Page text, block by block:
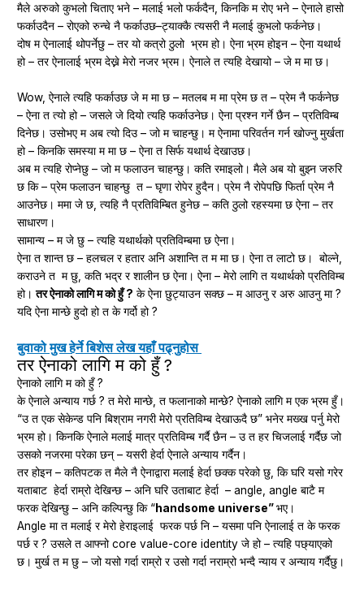
मैले अरुको कुभलो चिताए भने – मलाई भलो फर्कदैन, किनकि म रोए भने – ऐनाले हासो
फर्काउदैन – रोएको रुन्चे नै फर्काउछ–ट्याक्कै त्यसरी नै मलाई कुभलो फर्कनेछ।
दोष म ऐनालाई थोपर्नेछु – तर यो कत्रो ठुलो भ्रम हो। ऐना भ्रम होइन – ऐना यथार्थ
हो – तर ऐनालाई भ्रम देख्ने मेरो नजर भ्रम। ऐनाले त त्यहि देखायो – जे म मा छ।
Wow, ऐनाले त्यहि फर्काउछ जे म मा छ – मतलब म मा प्रेम छ त – प्रेम नै फर्कनेछ
– ऐना त त्यो हो – जसले जे दियो त्यहि फर्काउनेछ। ऐना प्रश्न गर्ने छैन – प्रतिविम्ब
दिनेछ। उसोभए म अब त्यो दिउ – जो म चाहन्छु। म ऐनामा परिवर्तन गर्न खोज्नु मुर्खता
हो – किनकि समस्या म मा छ – ऐना त सिर्फ यथार्थ देखाउछ।
अब म त्यहि रोप्नेछु – जो म फलाउन चाहन्छु। कति रमाइलो। मैले अब यो बुझ्न जरुरि
छ कि – प्रेम फलाउन चाहन्छु त – घृणा रोपेर हुदैन। प्रेम नै रोपेपछि फिर्ता प्रेम नै
आउनेछ। ममा जे छ, त्यहि नै प्रतिविम्बित हुनेछ – कति ठुलो रहस्यमा छ ऐना – तर
साधारण।
सामान्य – म जे छु – त्यहि यथार्थको प्रतिविम्बमा छ ऐना।
ऐना त शान्त छ – हलचल र हतार अनि अशान्ति त म मा छ। ऐना त लाटो छ। बोल्ने,
कराउने त म छु, कति भद्र र शालीन छ ऐना। ऐना – मेरो लागि त यथार्थको प्रतिविम्ब
हो।तर ऐनाको लागि म को हुँ ? के ऐना छुट्याउन सक्छ – म आउनु र अरु आउनु मा ?
यदि ऐना मान्छे हुदो हो त के गर्दो हो ?
बुवाको मुख हेर्ने बिशेस लेख यहाँ पढ्नुहोस
तर ऐनाको लागि म को हुँ ?
ऐनाको लागि म को हुँ ?
के ऐनाले अन्याय गर्छ ? त मेरो मान्छे, त फलानाको मान्छे? ऐनाको लागि म एक भ्रम हुँ।
“उ त एक सेकेन्ड पनि बिश्राम नगरी मेरो प्रतिविम्ब देखाऊदै छ” भनेर मख्ख पर्नु मेरो
भ्रम हो। किनकि ऐनाले मलाई मात्र प्रतिविम्ब गर्दै छैन – उ त हर चिजलाई गर्दैछ जो
उसको नजरमा परेका छन् – यसरी हेर्दा ऐनाले अन्याय गर्दैन।
तर होइन – कतिपटक त मैले नै ऐनाद्वारा मलाई हेर्दा छक्क परेको छु, कि घरि यसो गरेर
यताबाट हेर्दा राम्रो देखिन्छ – अनि घरि उताबाट हेर्दा – angle, angle बाटै म
फरक देखिन्छु – अनि कल्पिन्छु कि “handsome universe”भए।
Angle मा त मलाई र मेरो हेराइलाई फरक पर्छ नि – यसमा पनि ऐनालाई त के फरक
पर्छ र ? उसले त आफ्नो core value-core identity जे हो – त्यहि पछ्याएको
छ। मुर्ख त म छु – जो यसो गर्दा राम्रो र उसो गर्दा नराम्रो भन्दै न्याय र अन्याय गर्दैछु।